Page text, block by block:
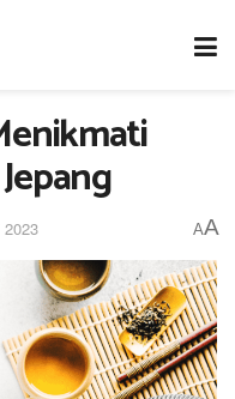
2023 AA